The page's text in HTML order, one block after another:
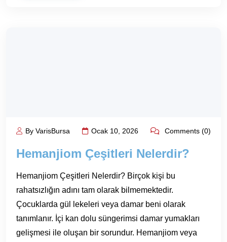
By VarisBursa Ocak 10, 2026 Comments (0)
Hemanjiom Çeşitleri Nelerdir?
Hemanjiom Çeşitleri Nelerdir? Birçok kişi bu
rahatsızlığın adını tam olarak bilmemektedir.
Çocuklarda gül lekeleri veya damar beni olarak
tanımlanır. İçi kan dolu süngerimsi damar yumakları
gelişmesi ile oluşan bir sorundur. Hemanjiom veya